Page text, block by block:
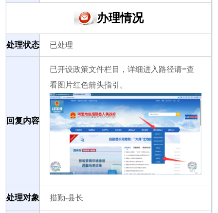
办理情况
处理状态 已处理
回复内容
已开设政策文件栏目，详细进入路径请=查
看图片红色箭头指引。
处理对象 措勤-县长